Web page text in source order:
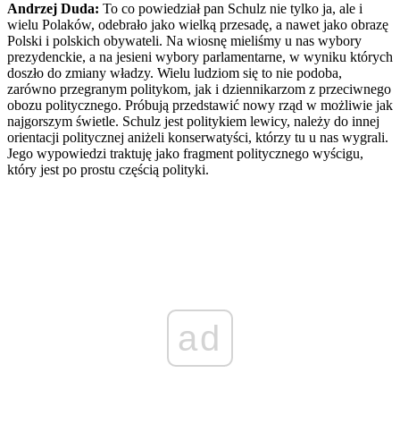
Andrzej Duda: To co powiedział pan Schulz nie tylko ja, ale i
wielu Polaków, odebrało jako wielką przesadę, a nawet jako obrazę
Polski i polskich obywateli. Na wiosnę mieliśmy u nas wybory
prezydenckie, a na jesieni wybory parlamentarne, w wyniku których
doszło do zmiany władzy. Wielu ludziom się to nie podoba,
zarówno przegranym politykom, jak i dziennikarzom z przeciwnego
obozu politycznego. Próbują przedstawić nowy rząd w możliwie jak
najgorszym świetle. Schulz jest politykiem lewicy, należy do innej
orientacji politycznej aniżeli konserwatyści, którzy tu u nas wygrali.
Jego wypowiedzi traktuję jako fragment politycznego wyścigu,
który jest po prostu częścią polityki.
ad